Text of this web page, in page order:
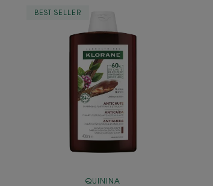
Fortificante
&
Estimulante
BEST SELLER
QUININA